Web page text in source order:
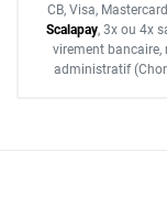
CB, Visa,
Scalapay, 3x ou 4x
virement bancaire,
administratif